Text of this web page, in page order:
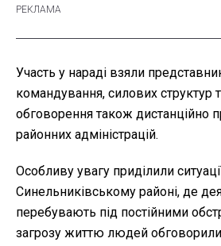
Участь у нараді взяли
командування, силових
обговорення також дистанційно
районних адміністрацій.
Особливу увагу приділили
Синельниківському районі, де
перебувають під постійними
загрозу життю людей